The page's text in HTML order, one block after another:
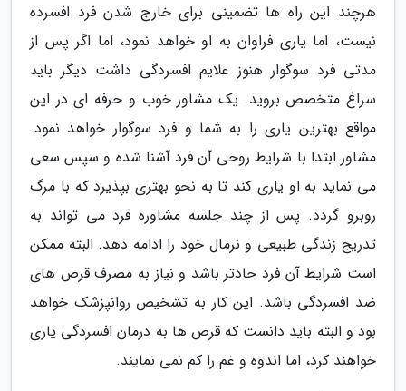
هرچند این راه ها تضمینی برای خارج شدن فرد افسرده
نیست، اما یاری فراوان به او خواهد نمود، اما اگر پس از
مدتی فرد سوگوار هنوز علایم افسردگی داشت دیگر باید
سراغ متخصص بروید. یک مشاور خوب و حرفه ای در این
مواقع بهترین یاری را به شما و فرد سوگوار خواهد نمود.
مشاور ابتدا با شرایط روحی آن فرد آشنا شده و سپس سعی
می نماید به او یاری کند تا به نحو بهتری بپذیرد که با مرگ
روبرو گردد. پس از چند جلسه مشاوره فرد می تواند به
تدریج زندگی طبیعی و نرمال خود را ادامه دهد. البته ممکن
است شرایط آن فرد حادتر باشد و نیاز به مصرف قرص های
ضد افسردگی باشد. این کار به تشخیص روانپزشک خواهد
بود و البته باید دانست که قرص ها به درمان افسردگی یاری
خواهند کرد، اما اندوه و غم را کم نمی نمایند.